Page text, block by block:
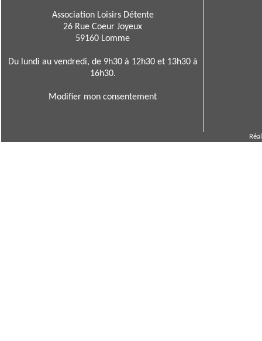
Association Loisirs Détente
26 Rue Coeur Joyeux
59160 Lomme
Du lundi au vendredi, de 9h30 à 12h30 et 13h30 à
16h30.
Modifier mon consentement